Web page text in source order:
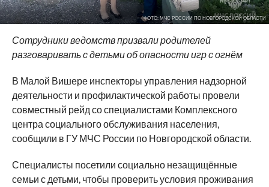
ФОТО: МЧС РОССИИ ПО НОВГОРОДСКОЙ ОБЛАСТИ
Сотрудники ведомств призвали родителей
разговаривать с детьми об опасности игр с огнём
В Малой Вишере инспекторы управления надзорной
деятельности и профилактической работы провели
совместный рейд со специалистами Комплексного
центра социального обслуживания населения,
сообщили в ГУ МЧС России по Новгородской области.
Специалисты посетили социально незащищённые
семьи с детьми, чтобы проверить условия проживания